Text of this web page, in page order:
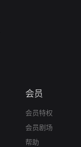
会员
会员特权
会员剧场
帮助